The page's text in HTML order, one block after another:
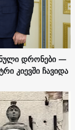
დრონები —
კიევში ჩავიდა